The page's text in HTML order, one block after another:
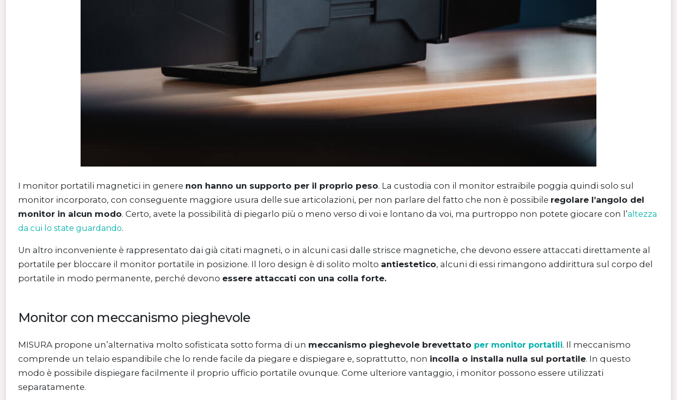
I monitor portatili magnetici in genere non hanno un supporto per il proprio peso. La custodia con il monitor estraibile poggia quindi solo sul
monitor incorporato, con conseguente maggiore usura delle sue articolazioni, per non parlare del fatto che non è possibile regolare l’angolo del
monitor in alcun modo. Certo, avete la possibilità di piegarlo più o meno verso di voi e lontano da voi, ma purtroppo non potete giocare con l’altezza
da cui lo state guardando.
Un altro inconveniente è rappresentato dai già citati magneti, o in alcuni casi dalle strisce magnetiche, che devono essere attaccati direttamente al
portatile per bloccare il monitor portatile in posizione. Il loro design è di solito molto antiestetico, alcuni di essi rimangono addirittura sul corpo del
portatile in modo permanente, perché devono essere attaccati con una colla forte.
Monitor con meccanismo pieghevole
MISURA propone un’alternativa molto sofisticata sotto forma di un meccanismo pieghevole brevettato per monitor portatili. Il meccanismo
comprende un telaio espandibile che lo rende facile da piegare e dispiegare e, soprattutto, non incolla o installa nulla sul portatile. In questo
modo è possibile dispiegare facilmente il proprio ufficio portatile ovunque. Come ulteriore vantaggio, i monitor possono essere utilizzati
separatamente.